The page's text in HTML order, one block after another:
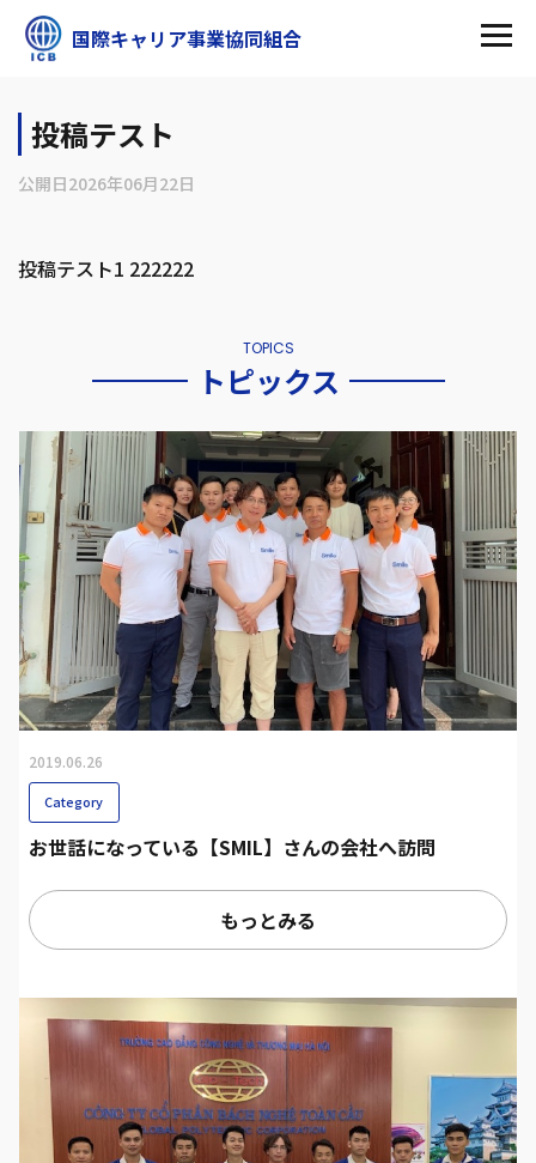
国際キャリア事業協同組合
投稿テスト
公開日2026年06月22日
投稿テスト1 222222
TOPICS
トピックス
2019.06.26
Category
お世話になっている【SMIL】さんの会社へ訪問
もっとみる